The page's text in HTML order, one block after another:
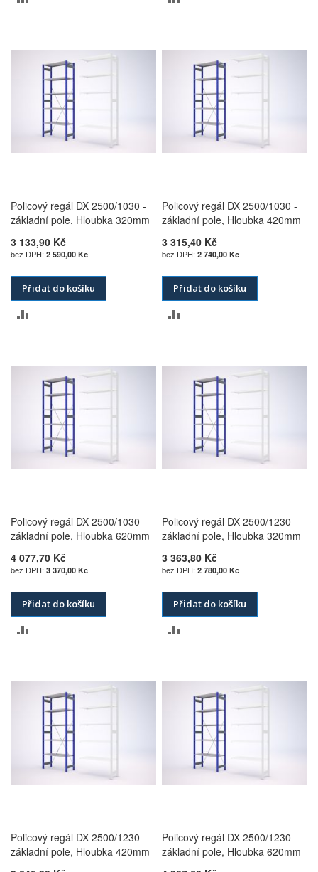
POROVNÁNÍ
POROVNÁNÍ
Policový regál DX 2500/1030 -
základní pole, Hloubka 320mm
3 133,90 Kč
2 590,00 Kč
Přidat do košíku
POROVNÁNÍ
Policový regál DX 2500/1030 -
základní pole, Hloubka 420mm
3 315,40 Kč
2 740,00 Kč
Přidat do košíku
POROVNÁNÍ
Policový regál DX 2500/1030 -
základní pole, Hloubka 620mm
4 077,70 Kč
3 370,00 Kč
Přidat do košíku
POROVNÁNÍ
Policový regál DX 2500/1230 -
základní pole, Hloubka 320mm
3 363,80 Kč
2 780,00 Kč
Přidat do košíku
POROVNÁNÍ
Policový regál DX 2500/1230 -
základní pole, Hloubka 420mm
Policový regál DX 2500/1230 -
základní pole, Hloubka 620mm